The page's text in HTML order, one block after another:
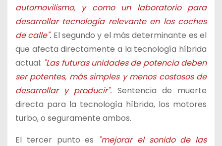
automovilismo, y como un laboratorio para
desarrollar tecnología relevante en los coches
de calle". El segundo y el más determinante es el
que afecta directamente a la tecnología híbrida
actual: "Las futuras unidades de potencia deben
ser potentes, más simples y menos costosos de
desarrollar y producir". Sentencia de muerte
directa para la tecnología híbrida, los motores
turbo, o seguramente ambos.
El tercer punto es "mejorar el sonido de las